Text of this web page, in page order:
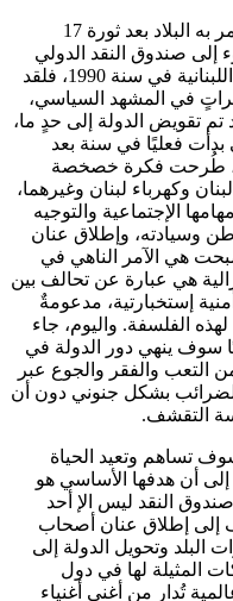
في لبنان، إنكشف مدى الإنهيار، الذي تمر به البلاد بعد ثورة 17
إلى صندوق النقد الدولي
“الجرعة القاتلة”. بعد أن إنتهت الحرب اللبنانية في سنة 1990، فلقد
في المشهد السياسي،
تم تقويض الدولة إلى حدٍ ما،
بدأت فعليًا في سنة بعد
بعد الطائف، طُرحت فكرة خصخصة
وكهرباء لبنان وغيرهما،
الإجتماعية والتوجيه
وسيادته، وإطلاق عنان
هي الآمر الناهي في
هي عبارة عن تحالف بين
إستخبارتية، مدعومةٌ
الفلسفة. واليوم، جاء
سوف ينهي دور الدولة في
التعب والفقر والجوع عبر
بشكل جنوني دون أن
التقشف.
تساهم وتعيد الحياة
إلى أن هدفها الأساسي هو
صندوق النقد ليس الإ أحد
إلى إطلاق عنان أصحاب
البلد وتحويل الدولة إلى
المثيلة لها في دول
تُدار من أغنى أغنياء